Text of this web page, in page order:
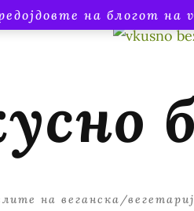
на блогот на
на веганска/